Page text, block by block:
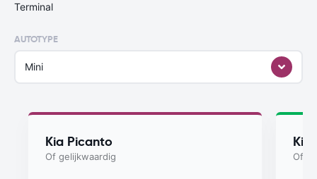
Terminal
AUTOTYPE
Mini
Kia Picanto
Of gelijkwaardig
Kia
Of